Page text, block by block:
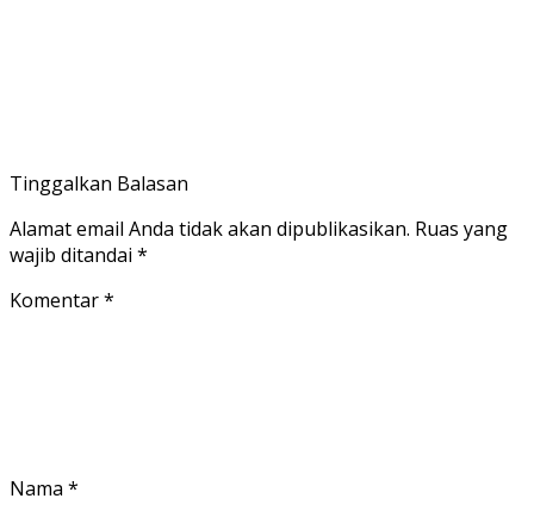
Tinggalkan Balasan
Alamat email Anda tidak akan dipublikasikan. Ruas yang
wajib ditandai *
Komentar*
Nama *